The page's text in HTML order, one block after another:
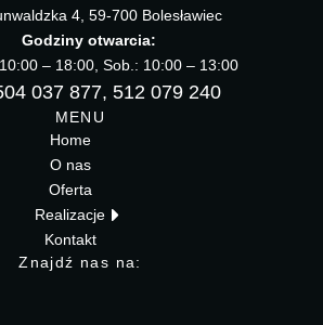
4, 59-700 Bolesławiec
Godziny otwarcia:
– 18:00, Sob.: 10:00 – 13:00
037 877, 512 079 240
MENU
Home
O nas
Oferta
Realizacje
Kontakt
Znajdź nas na: